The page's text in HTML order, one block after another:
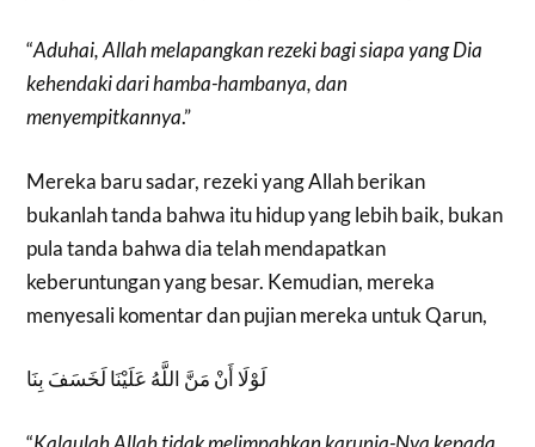
“Aduhai, Allah melapangkan rezeki bagi siapa yang Dia
kehendaki dari hamba-hambanya, dan
menyempitkannya.”
Mereka baru sadar, rezeki yang Allah berikan
bukanlah tanda bahwa itu hidup yang lebih baik, bukan
pula tanda bahwa dia telah mendapatkan
keberuntungan yang besar. Kemudian, mereka
menyesali komentar dan pujian mereka untuk Qarun,
لَوْلَا أَنْ مَنَّ اللَّهُ عَلَيْنَا لَخَسَفَ بِنَا